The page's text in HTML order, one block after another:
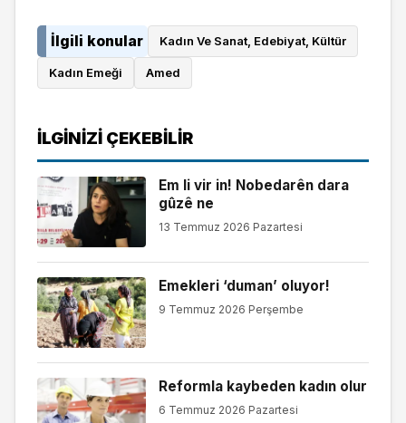
İlgili konular Kadın Ve Sanat, Edebiyat, Kültür
Kadın Emeği Amed
İLGINIZI ÇEKEBILIR
Em li vir in! Nobedarên dara
gûzê ne
13 Temmuz 2026 Pazartesi
Emekleri ‘duman’ oluyor!
9 Temmuz 2026 Perşembe
Reformla kaybeden kadın olur
6 Temmuz 2026 Pazartesi